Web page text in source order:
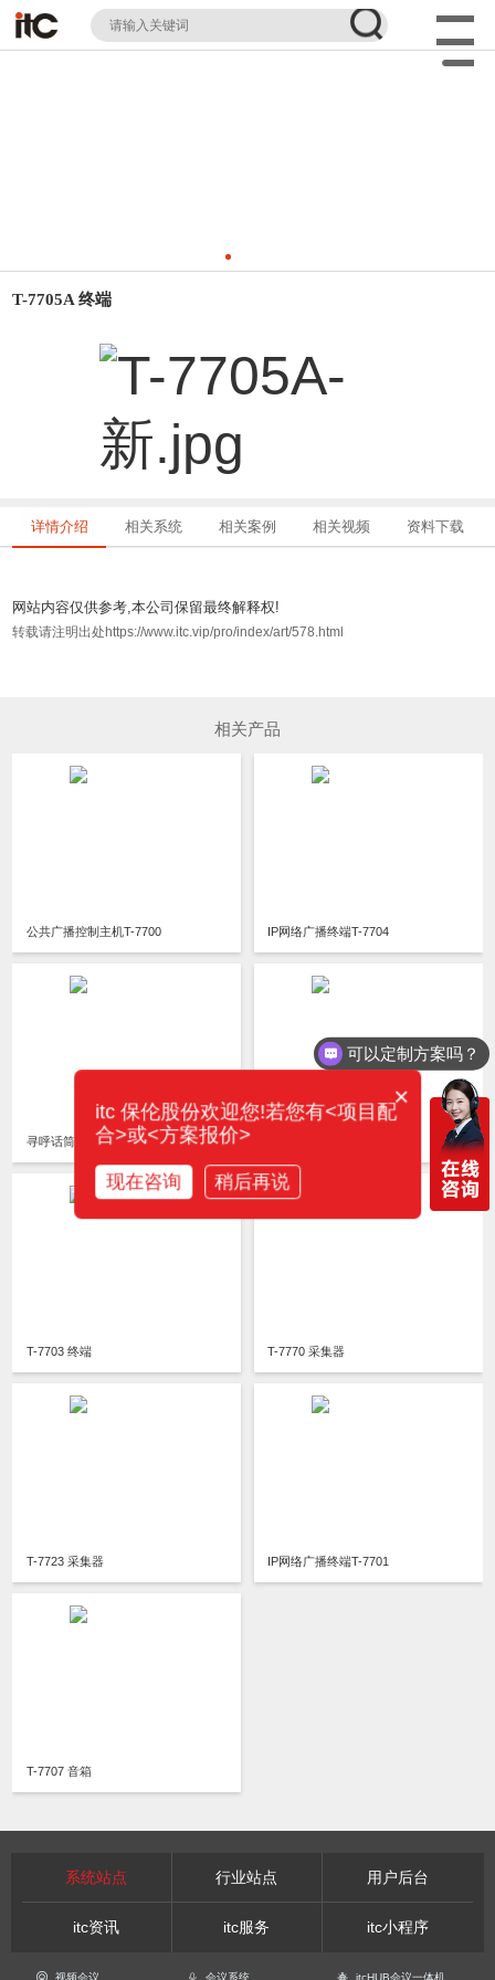
T-7705A 终端
详情介绍 相关系统 相关案例 相关视频 资料下载
网站内容仅供参考,本公司保留最终解释权!
转载请注明出处https://www.itc.vip/pro/index/art/578.html
相关产品
公共广播控制主机T-7700 IP网络广播终端T-7704
寻呼话筒 T-7702A
T-7703 终端 T-7770 采集器
T-7723 采集器 IP网络广播终端T-7701
T-7707 音箱
系统站点 行业站点 用户后台
itc资讯 itc服务 itc小程序
视频会议 会议系统 itcHUB会议一体机
可以定制方案吗？
×
itc 保伦股份欢迎您!若您有<项目配
合>或<方案报价>
现在咨询 稍后再说